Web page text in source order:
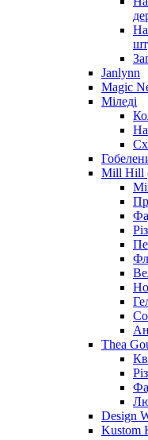
Janlynn
Magic
Міледі
Mill
Thea
Design
Kustom